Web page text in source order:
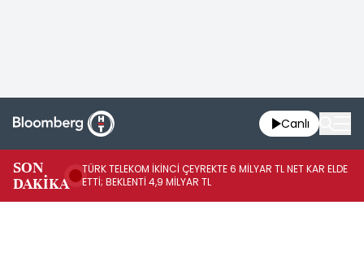
Canlı
SON
DAKİKA
TÜRK TELEKOM İKİNCİ ÇEYREKTE 6 MİLYAR TL NET KAR ELDE
ETTİ; BEKLENTİ 4,9 MİLYAR TL